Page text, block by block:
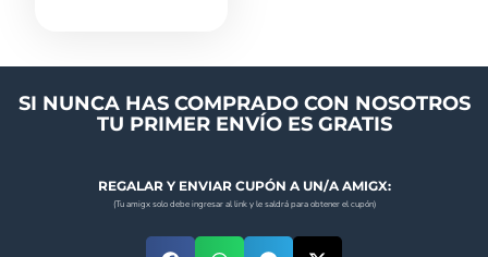
SI NUNCA HAS COMPRADO CON NOSOTROS
TU PRIMER ENVÍO ES GRATIS
REGALAR Y ENVIAR CUPÓN A UN/A AMIGX:
(Tu amigx solo debe ingresar al link y le saldrá para obtener el cupón)